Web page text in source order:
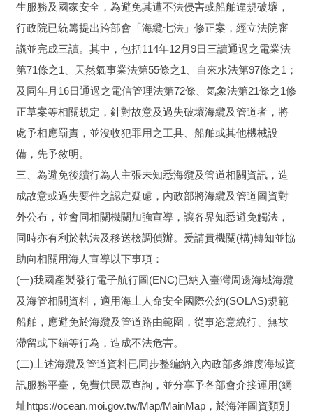
生服務及國家安全，為避免其遭不法侵害或船舶違規破壞，
行政院已統籌提出跨部會「海纜七法」修正案，經立法院審
議並完成三讀。其中，包括114年12月9日三讀通過之電業法
第71條之1、天然氣事業法第55條之1、自來水法第97條之1；
及同年月16日通過之電信管理法第72條、氣象法第21條之1修
正草案等相關規定，針對故意及過失破壞海纜及管道者，將
處予相應罰責，並沒收犯罪用之工具、船舶或其他機械設
備，先予敘明。
三、為避免後續行為人主張未知悉海纜及管道相關資訊，造
成故意或過失要件之認定疑慮，內政部將海纜及管道圖資對
外公布，並會同相關機關加強宣導，讓各界知悉避免觸法，
同時亦有利於執法及移送檢調偵辦。爰請貴機關(構)轉知並協
助向相關用海人宣導以下事項：
(一)我國產製發行電子航行圖(ENC)已納入臺灣周邊海域海纜
及海管相關資料，適用海上人命安全國際公約(SOLAS)規範
船舶，應避免於海纜及管道路由範圍，從事恣意繞行、無故
滯留或下錨等行為，造成不法危害。
(二)上述海纜及管道資料已同步整編納入內政部多維度海域資
訊服務平臺，免費供民眾查詢，並分享予各部會介接運用(網
址https://ocean.moi.gov.tw/Map/MainMap，於海洋圖資類別